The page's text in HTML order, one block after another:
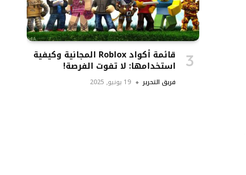
قائمة أكواد Roblox المجانية وكيفية
استخدامها: لا تفوت الفرصة!
فريق التحرير 19 يونيو, 2025